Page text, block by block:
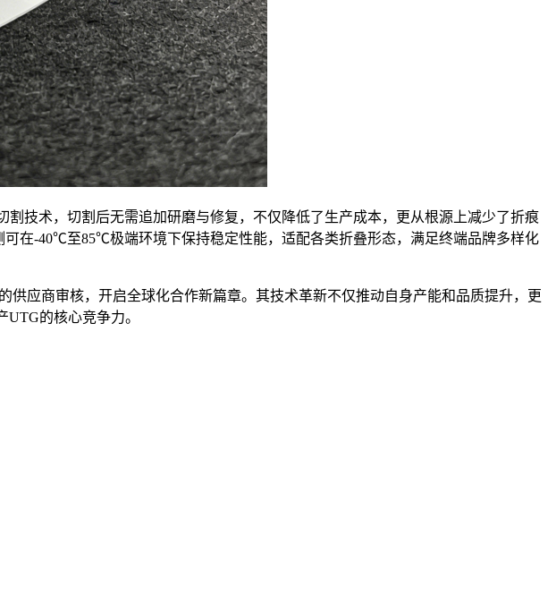
技术，切割后无需追加研磨与修复，不仅降低了生产成本，更从根源上减少了折痕
在-40℃至85℃极端环境下保持稳定性能，适配各类折叠形态，满足终端品牌多样化
应商审核，开启全球化合作新篇章。其技术革新不仅推动自身产能和品质提升，更
的核心竞争力。